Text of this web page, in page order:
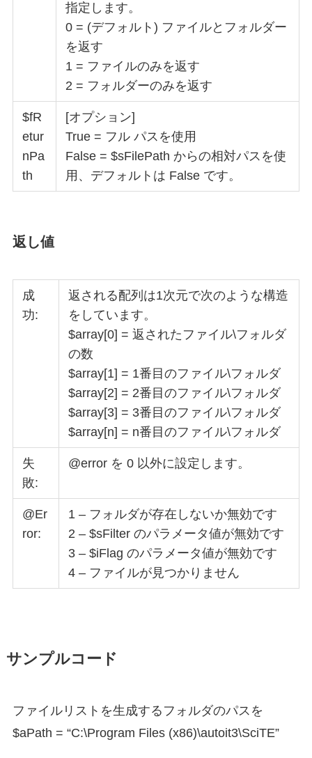
指定します。
0 = (デフォルト) ファイルとフォルダー
を返す
1 = ファイルのみを返す
2 = フォルダーのみを返す
$fR
etur
nPa
th
[オプション]
True = フル パスを使用
False = $sFilePath からの相対パスを使
用、デフォルトは False です。
返し値
成
功:
返される配列は1次元で次のような構造
をしています。
$array[0] = 返されたファイル\フォルダ
の数
$array[1] = 1番目のファイル\フォルダ
$array[2] = 2番目のファイル\フォルダ
$array[3] = 3番目のファイル\フォルダ
$array[n] = n番目のファイル\フォルダ
失
敗:
@error を 0 以外に設定します。
@Er
ror:
1 – フォルダが存在しないか無効です
2 – $sFilter のパラメータ値が無効です
3 – $iFlag のパラメータ値が無効です
4 – ファイルが見つかりません
サンプルコード
ファイルリストを生成するフォルダのパスを
$aPath = “C:\Program Files (x86)\autoit3\SciTE”